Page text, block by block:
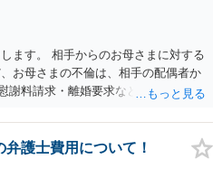
ます。 相手からのお母さまに対する
お母さまの不倫は、相手の配偶者か
謝料請求・離婚要求などお母さまに
してもらうのも一つの手段でしょ
護士費用について！